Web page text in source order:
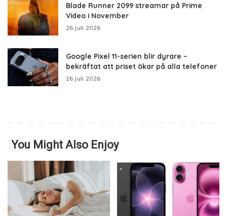
Blade Runner 2099 streamar på Prime
Video i November
26 juli 2026
Google Pixel 11-serien blir dyrare –
bekräftat att priset ökar på alla telefoner
26 juli 2026
You Might Also Enjoy